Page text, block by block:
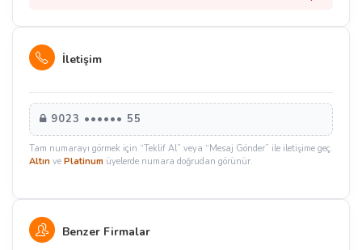
İletişim
9023 •••••• 55
Tam numarayı görmek için “Teklif Al” veya “Mesaj Gönder” ile iletişime geç.
Altın ve Platinum üyelerde numara doğrudan görünür.
Benzer Firmalar